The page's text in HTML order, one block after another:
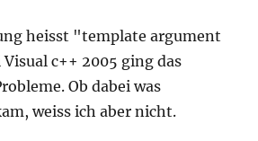
heisst "template argument
c++ 2005 ging das
Ob dabei was
weiss ich aber nicht.